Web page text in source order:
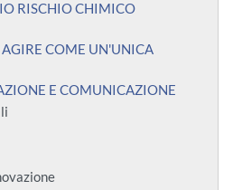
RISCHIO CHIMICO
AGIRE COME UN'UNICA
E COMUNICAZIONE